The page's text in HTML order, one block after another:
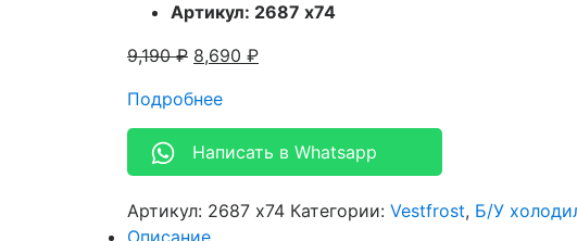
Артикул: 2687 x74
9,190₽ 8,690 ₽
Подробнее
Написать в Whatsapp
Артикул: 2687 x74 Категории: Vestfrost, Б/У